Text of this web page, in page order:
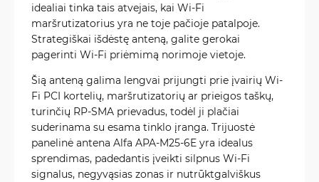
idealiai tinka tais atvejais, kai Wi-Fi
maršrutizatorius yra ne toje pačioje patalpoje.
Strategiškai išdėstę anteną, galite gerokai
pagerinti Wi-Fi priėmimą norimoje vietoje.
Šią anteną galima lengvai prijungti prie įvairių Wi-
Fi PCI kortelių, maršrutizatorių ar prieigos taškų,
turinčių RP-SMA prievadus, todėl ji plačiai
suderinama su esama tinklo įranga. Trijuostė
panelinė antena Alfa APA-M25-6E yra idealus
sprendimas, padedantis įveikti silpnus Wi-Fi
signalus, negyvąsias zonas ir nutrūktgalviškus